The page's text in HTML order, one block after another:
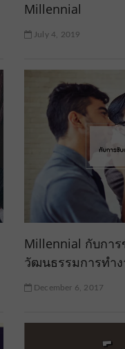
Millennial
July 4, 2019
Millennial กับกา
วัฒนธรรมการทำ
December 6, 2017